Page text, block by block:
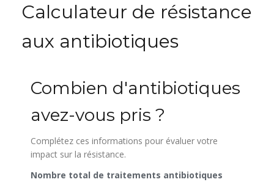
Calculateur de résistance
aux antibiotiques
Combien d'antibiotiques
avez-vous pris ?
Complétez ces informations pour évaluer votre
impact sur la résistance.
Nombre total de traitements antibiotiques